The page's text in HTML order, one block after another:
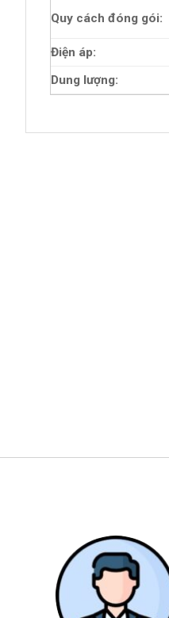
Quy cách đóng gói:
Điện áp:
Dung lượng:
LIÊN HỆ